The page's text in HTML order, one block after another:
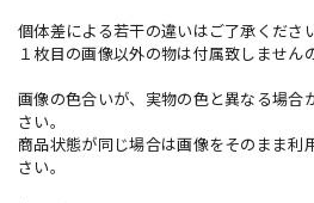
個体差による若干の違いはご了承くださ
１枚目の画像以外の物は付属致しません
画像の色合いが、実物の色と異なる場合
さい。
商品状態が同じ場合は画像をそのまま利
さい。